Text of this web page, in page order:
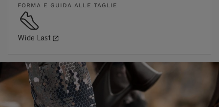
FORMA E GUIDA ALLE TAGLIE
Wide Last